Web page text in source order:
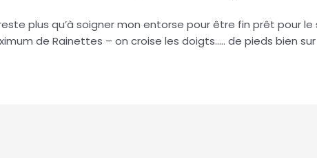
plus qu’à soigner mon entorse pour être fin prêt pour
de Rainettes – on croise les doigts….. de pieds bien sur